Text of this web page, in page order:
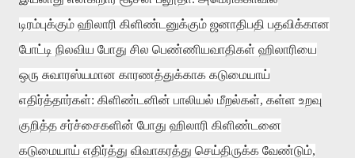
டிரம்புக்கும் ஹிலாரி கிளிண்டனுக்கும் ஜனாதிபதி பதவிக்கான
போட்டி நிலவிய போது சில பெண்ணியவாதிகள் ஹிலாரியை
ஒரு சுவாரஸ்யமான காரணத்துக்காக கடுமையாய்
எதிர்த்தார்கள்: கிளிண்டனின் பாலியல் மீறல்கள், கள்ள உறவு
குறித்த சர்ச்சைகளின் போது ஹிலாரி கிளிண்டனை
கடுமையாய் எதிர்த்து விவாகரத்து செய்திருக்க வேண்டும்,